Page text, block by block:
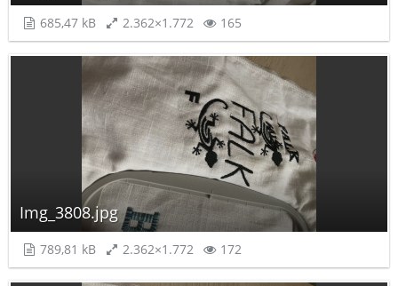
685,47 kB 2.362×1.772 165
Img_3808.jpg
789,81 kB 2.362×1.772 172